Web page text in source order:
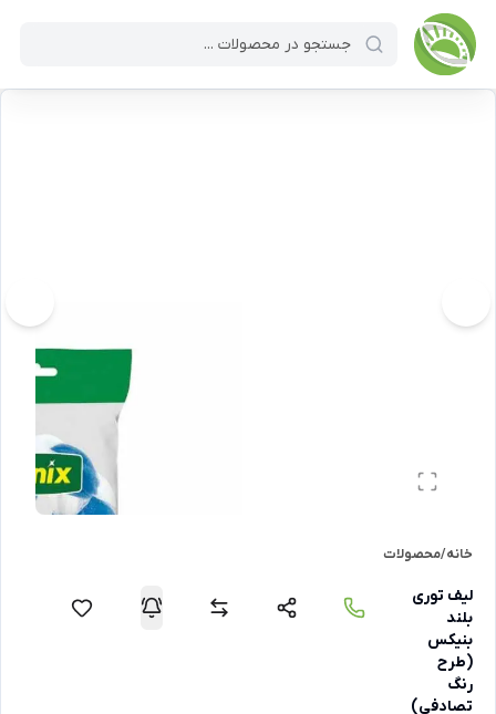
خانه/محصولات
لیف توری
بلند
بنیکس
(طرح
رنگ
تصادفی)